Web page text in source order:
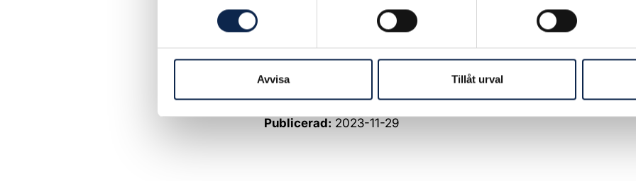
Avvisa Tillåt urval
och som inte kan finansiera ditt deltagande på annat vis.
Sidor.
Stipendierna lottas ut i mitten av januari.
Publicerad: 2023-11-29